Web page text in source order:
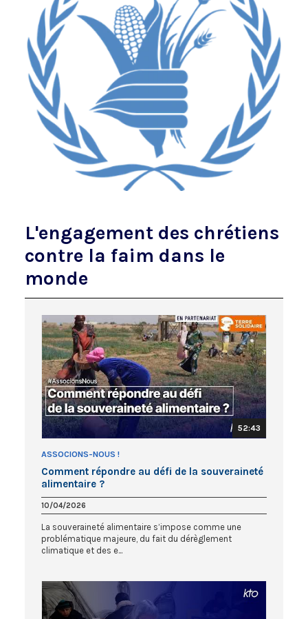
L'engagement des chrétiens
contre la faim dans le
monde
52:43
ASSOCIONS-NOUS !
Comment répondre au défi de la souveraineté
alimentaire ?
10/04/2026
La souveraineté alimentaire s’impose comme une
problématique majeure, du fait du dérèglement
climatique et des e...